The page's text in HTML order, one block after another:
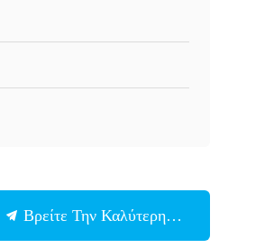
Βρείτε Την Καλύτερη Τιμή